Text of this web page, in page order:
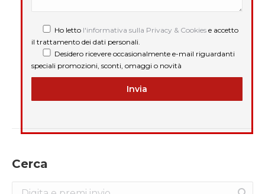
Ho letto l'informativa sulla Privacy & Cookies e accetto
il trattamento dei dati personali.
Desidero ricevere occasionalmente e-mail riguardanti
speciali promozioni, sconti, omaggi o novità
Cerca
Search: